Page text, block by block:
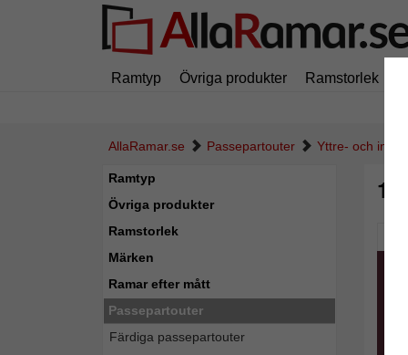
Ramtyp Övriga produkter Ramstorlek
AllaRamar.se Passepartouter Yttre- och inre
Ramtyp
Övriga produkter
Ramstorlek
Märken
Ramar efter mått
Passepartouter
Färdiga passepartouter